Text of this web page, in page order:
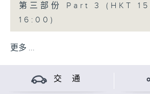
第三部份 Part 3 (HKT
16:00)
更多 ...
交 通